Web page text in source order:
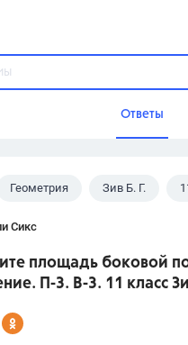
Ответы
Геометрия Зив Б. Г.
Сикс
площадь боковой
П-3. В-3. 11 класс